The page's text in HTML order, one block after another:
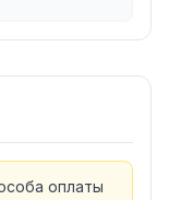
оплаты